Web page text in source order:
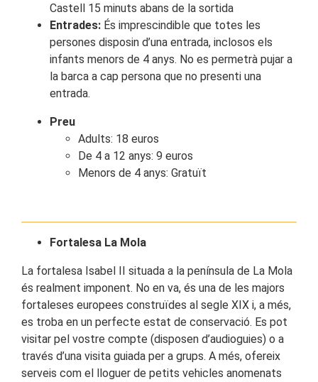
Castell 15 minuts abans de la sortida
Entrades: És imprescindible que totes les
persones disposin d’una entrada, inclosos els
infants menors de 4 anys. No es permetrà pujar a
la barca a cap persona que no presenti una
entrada.
Preu
Adults: 18 euros
De 4 a 12 anys: 9 euros
Menors de 4 anys: Gratuït
Fortalesa La Mola
La fortalesa Isabel II situada a la península de La Mola
és realment imponent. No en va, és una de les majors
fortaleses europees construïdes al segle XIX i, a més,
es troba en un perfecte estat de conservació. Es pot
visitar pel vostre compte (disposen d’audioguies) o a
través d’una visita guiada per a grups. A més, ofereix
serveis com el lloguer de petits vehicles anomenats